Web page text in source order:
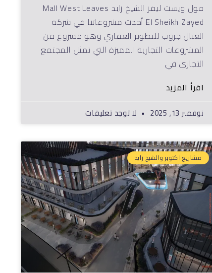
مول ويست ليفز الشيخ زايد Mall West Leaves
El Sheikh Zayed أحدث مشروعاتنا في شركة
العتال جروب للتطوير العقاري وهو مشروع من
المشروعات التجارية المميزة التي تمثل المجتمع
التجاري في
اقرأ المزيد
نوفمبر 13, 2025 لا توجد تعليقات
مشاريع اكتوبر والشيخ زايد